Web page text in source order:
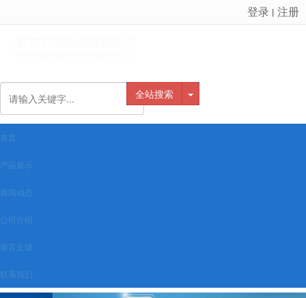
很遗憾，因您的浏览器版本过低导致无法获得最佳浏览体验，推荐下载安装谷歌浏览器！
登录 丨 注册
全站搜索
首页
产品展示
新闻动态
公司介绍
留言反馈
联系我们